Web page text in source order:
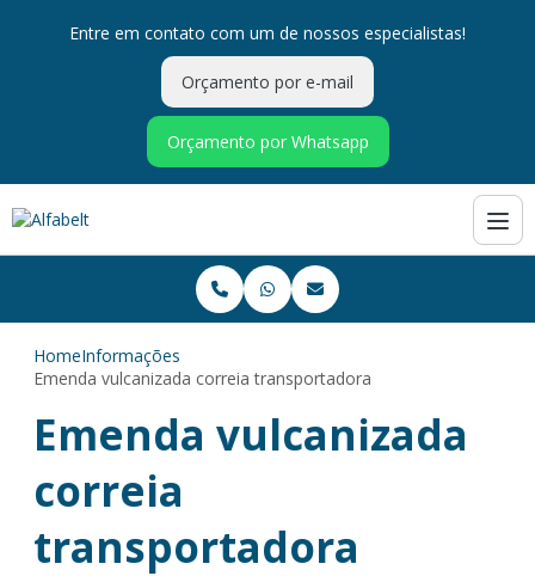
Entre em contato com um de nossos especialistas!
Orçamento por e-mail
Orçamento por Whatsapp
HomeInformações
Emenda vulcanizada correia transportadora
Emenda vulcanizada
correia
transportadora